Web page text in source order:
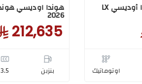
هوندا اوديسي هوندا أوديسي LX
اوتوماتيك
2026
212,635
بنزبن 3.5